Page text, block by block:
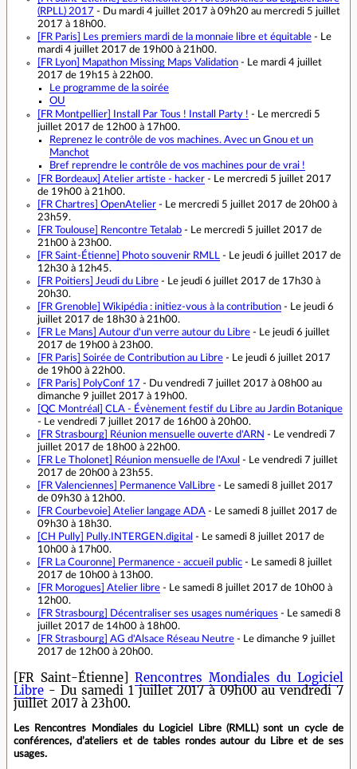
(RPLL) 2017 - Du mardi 4 juillet 2017 à 09h20 au mercredi 5 juillet
2017 à 18h00.
[FR Paris]
Les premiers mardi de la monnaie libre et équitable - Le
mardi 4 juillet 2017 de 19h00 à 21h00.
[FR Lyon]
Mapathon Missing Maps Validation - Le mardi 4 juillet
2017 de 19h15 à 22h00.
Le programme de la soirée
OU
[FR Montpellier]
Install Par Tous ! Install Party ! - Le mercredi 5
juillet 2017 de 12h00 à 17h00.
Reprenez le contrôle de vos machines. Avec un Gnou et un
Manchot
Bref reprendre le contrôle de vos machines pour de vrai !
[FR Bordeaux] Atelier artiste - hacker - Le mercredi 5 juillet 2017
de 19h00 à 21h00.
[FR Chartres] OpenAtelier - Le mercredi 5 juillet 2017 de 20h00 à
23h59.
[FR Toulouse]
Rencontre Tetalab - Le mercredi 5 juillet 2017 de
21h00 à 23h00.
[FR Saint-Étienne]
Photo souvenir RMLL
- Le jeudi 6 juillet 2017 de
12h30 à 12h45.
[FR Poitiers]
Jeudi du Libre - Le jeudi 6 juillet 2017 de 17h30 à
20h30.
[FR Grenoble] Wikipédia : initiez-vous à la contribution - Le jeudi 6
juillet 2017 de 18h30 à 21h00.
[FR Le Mans] Autour d'un verre autour du Libre - Le jeudi 6 juillet
2017 de 19h00 à 23h00.
[FR Paris] Soirée de Contribution au Libre - Le jeudi 6 juillet 2017
de 19h00 à 22h00.
[FR Paris]
PolyConf 17 - Du vendredi 7 juillet 2017 à 08h00 au
dimanche 9 juillet 2017 à 19h00.
[QC Montréal] CLA - Évènement festif du Libre au Jardin Botanique
- Le vendredi 7 juillet 2017 de 16h00 à 20h00.
[FR Strasbourg]
Réunion mensuelle ouverte d'ARN - Le vendredi 7
juillet 2017 de 18h00 à 22h00.
[FR Le Tholonet]
Réunion mensuelle de l'Axul - Le vendredi 7 juillet
2017 de 20h00 à 23h55.
[FR Valenciennes]
Permanence ValLibre - Le samedi 8 juillet 2017
de 09h30 à 12h00.
[FR Courbevoie] Atelier langage ADA - Le samedi 8 juillet 2017 de
09h30 à 18h30.
[CH Pully]
Pully.INTERGEN.digital - Le samedi 8 juillet 2017 de
10h00 à 17h00.
[FR La Couronne]
Permanence - accueil public - Le samedi 8 juillet
2017 de 10h00 à 13h00.
[FR Morogues] Atelier libre - Le samedi 8 juillet 2017 de 10h00 à
12h00.
[FR Strasbourg]
Décentraliser ses usages numériques - Le samedi 8
juillet 2017 de 14h00 à 18h00.
[FR Strasbourg] AG d'Alsace Réseau Neutre - Le dimanche 9 juillet
2017 de 12h00 à 20h00.
[FR Saint-Étienne] Rencontres Mondiales du Logiciel
Libre - Du samedi 1 juillet 2017 à 09h00 au vendredi 7
juillet 2017 à 23h00.
Les Rencontres Mondiales du Logiciel Libre (RMLL) sont un cycle de
conférences, d’ateliers et de tables rondes autour du Libre et de ses
usages.